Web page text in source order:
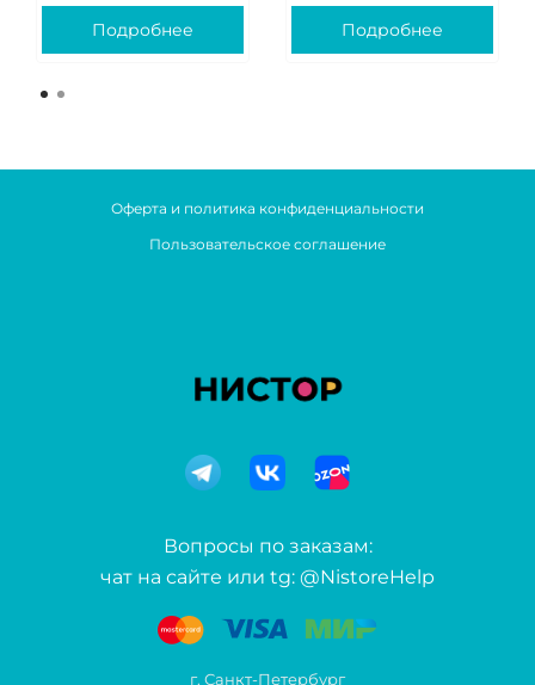
Подробнее Подробнее
Оферта и политика конфиденциальности
Пользовательское соглашение
Вопросы по заказам:
чат на сайте или tg: @NistoreHelp
г. Санкт-Петербург